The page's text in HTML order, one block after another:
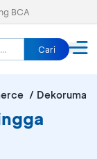
BCA
Cari
Dekoruma